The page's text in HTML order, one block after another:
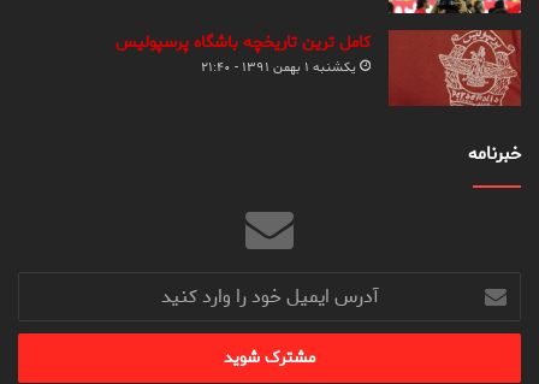
کامل ترین تاریخچه باشگاه پرسپولیس
یکشنبه ۱ بهمن ۱۳۹۱ - ۲۱:۴۰
خبرنامه
آدرس
ایمیل
خود